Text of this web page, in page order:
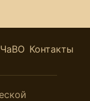
ЧаВО Контакты